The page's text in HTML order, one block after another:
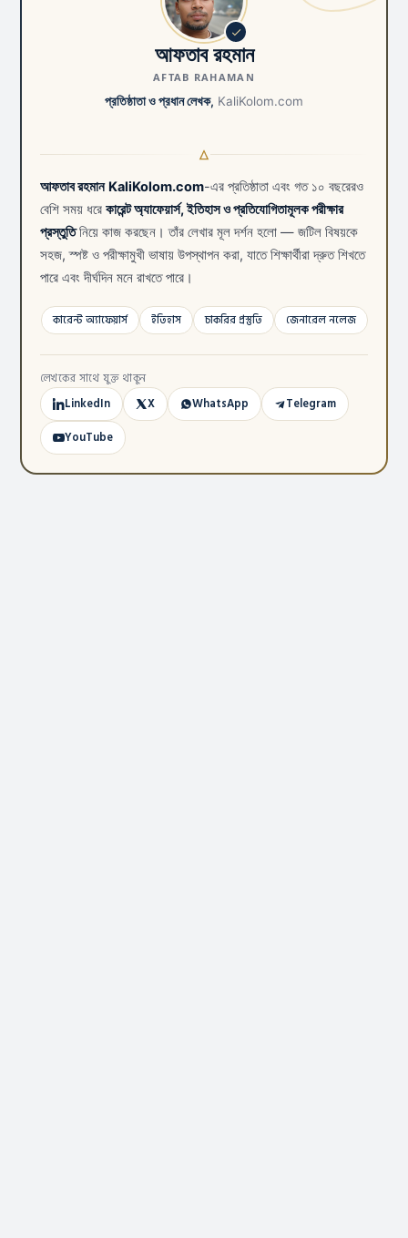
আফতাব রহমান
AFTAB RAHAMAN
প্রতিষ্ঠাতা ও প্রধান লেখক, KaliKolom.com
আফতাব রহমান KaliKolom.com-এর প্রতিষ্ঠাতা এবং গত ১০ বছরেরও
বেশি সময় ধরে কারেন্ট অ্যাফেয়ার্স, ইতিহাস ও প্রতিযোগিতামূলক পরীক্ষার
প্রস্তুতিনিয়ে কাজ করছেন। তাঁর লেখার মূল দর্শন হলো — জটিল বিষয়কে
সহজ, স্পষ্ট ও পরীক্ষামুখী ভাষায় উপস্থাপন করা, যাতে শিক্ষার্থীরা দ্রুত শিখতে
পারে এবং দীর্ঘদিন মনে রাখতে পারে।
কারেন্ট অ্যাফেয়ার্স ইতিহাস চাকরির প্রস্তুতি জেনারেল নলেজ
লেখকের সাথে যুক্ত থাকুন
LinkedIn X WhatsApp
Telegram
YouTube